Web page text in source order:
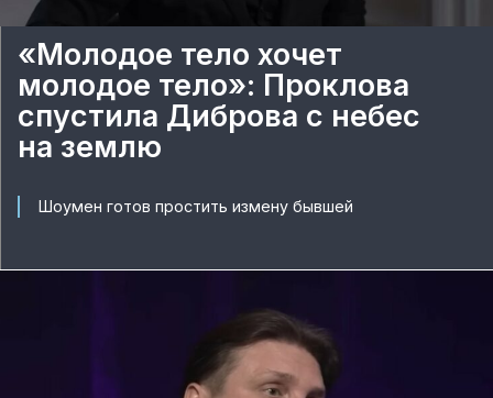
«Молодое тело хочет
молодое тело»: Проклова
спустила Диброва с небес
на землю
Шоумен готов простить измену бывшей